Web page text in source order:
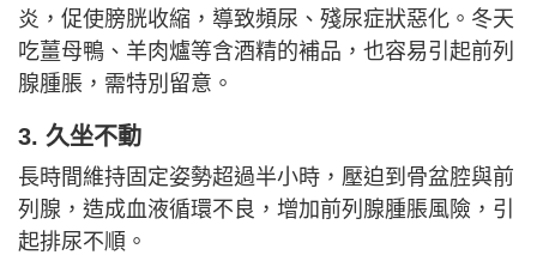
炎，促使膀胱收縮，導致頻尿、殘尿症狀惡化。冬天
吃薑母鴨、羊肉爐等含酒精的補品，也容易引起前列
腺腫脹，需特別留意。
3. 久坐不動
長時間維持固定姿勢超過半小時，壓迫到骨盆腔與前
列腺，造成血液循環不良，增加前列腺腫脹風險，引
起排尿不順。